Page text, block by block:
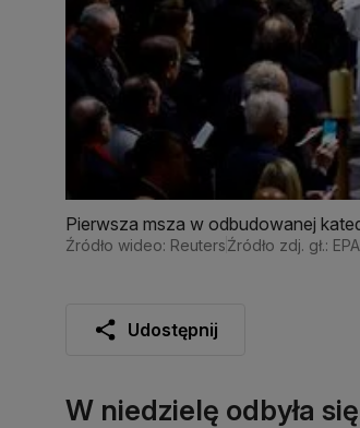
Pierwsza msza w odbudowanej
Źródło wideo: ReutersŹródło zdj. gł.:
Udostępnij
W niedzielę odbyła